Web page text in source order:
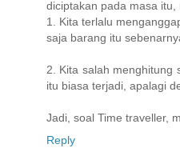
diciptakan pada masa
1. Kita terlalu
saja barang itu
2. Kita salah menghitung
itu biasa terjadi, apalagi
Jadi, soal Time traveller,
Reply